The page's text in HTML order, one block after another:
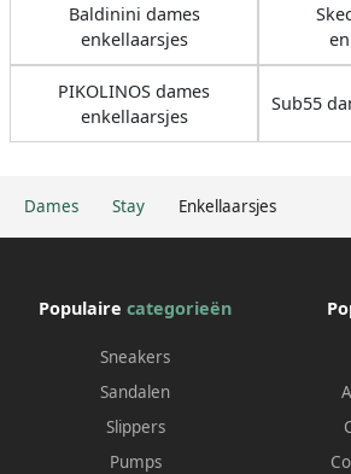
Dames Stay Enkellaarsjes
Baldinini dames
enkellaarsjes
PIKOLINOS dames
enkellaarsjes
Sub55
Populaire categorieën
Sneakers
Sandalen
Slippers
Pumps